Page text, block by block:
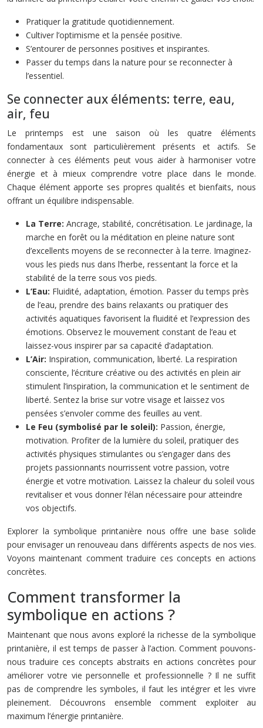
Pratiquer la gratitude quotidiennement.
Cultiver l’optimisme et la pensée positive.
S’entourer de personnes positives et inspirantes.
Passer du temps dans la nature pour se reconnecter à
l’essentiel.
Se connecter aux éléments: terre, eau,
air, feu
Le printemps est une saison où les quatre éléments
fondamentaux sont particulièrement présents et actifs. Se
connecter à ces éléments peut vous aider à harmoniser votre
énergie et à mieux comprendre votre place dans le monde.
Chaque élément apporte ses propres qualités et bienfaits, nous
offrant un équilibre indispensable.
La Terre: Ancrage, stabilité, concrétisation. Le jardinage, la
marche en forêt ou la méditation en pleine nature sont
d’excellents moyens de se reconnecter à la terre. Imaginez-
vous les pieds nus dans l’herbe, ressentant la force et la
stabilité de la terre sous vos pieds.
L’Eau: Fluidité, adaptation, émotion. Passer du temps près
de l’eau, prendre des bains relaxants ou pratiquer des
activités aquatiques favorisent la fluidité et l’expression des
émotions. Observez le mouvement constant de l’eau et
laissez-vous inspirer par sa capacité d’adaptation.
L’Air: Inspiration, communication, liberté. La respiration
consciente, l’écriture créative ou des activités en plein air
stimulent l’inspiration, la communication et le sentiment de
liberté. Sentez la brise sur votre visage et laissez vos
pensées s’envoler comme des feuilles au vent.
Le Feu (symbolisé par le soleil): Passion, énergie,
motivation. Profiter de la lumière du soleil, pratiquer des
activités physiques stimulantes ou s’engager dans des
projets passionnants nourrissent votre passion, votre
énergie et votre motivation. Laissez la chaleur du soleil vous
revitaliser et vous donner l’élan nécessaire pour atteindre
vos objectifs.
Explorer la symbolique printanière nous offre une base solide
pour envisager un renouveau dans différents aspects de nos vies.
Voyons maintenant comment traduire ces concepts en actions
concrètes.
Comment transformer la
symbolique en actions ?
Maintenant que nous avons exploré la richesse de la symbolique
printanière, il est temps de passer à l’action. Comment pouvons-
nous traduire ces concepts abstraits en actions concrètes pour
améliorer votre vie personnelle et professionnelle ? Il ne suffit
pas de comprendre les symboles, il faut les intégrer et les vivre
pleinement. Découvrons ensemble comment exploiter au
maximum l’énergie printanière.